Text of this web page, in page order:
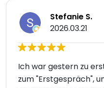
Stefanie S.
2026.03.21
Ich war gestern zu
zum "Erstgespräch",